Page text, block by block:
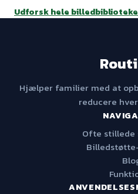
Udforsk hele
Hjælper familier med at
reducere
Ofte stillede